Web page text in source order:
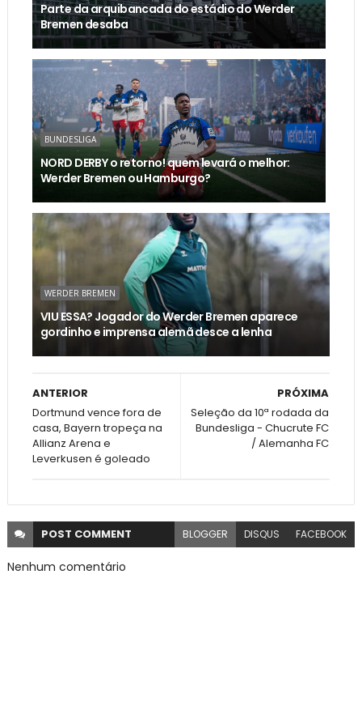
Parte da arquibancada do estádio do Werder
Bremen desaba
BUNDESLIGA
NORD DERBY o retorno! quem levará o melhor:
Werder Bremen ou Hamburgo?
WERDER BREMEN
VIU ESSA? Jogador do Werder Bremen aparece
gordinho e imprensa alemã desce a lenha
PRÓXIMA
Seleção da 10ª rodada da
Bundesliga - Chucrute FC
/ Alemanha FC
ANTERIOR
Dortmund vence fora de
casa, Bayern tropeça na
Allianz Arena e
Leverkusen é goleado
POST COMMENT BLOGGER DISQUS FACEBOOK
Nenhum comentário